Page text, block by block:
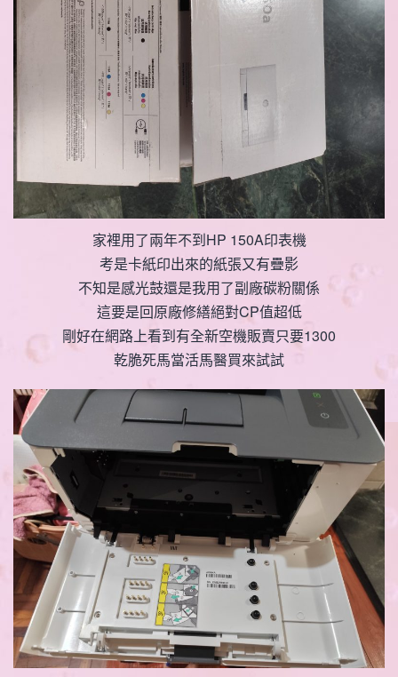
家裡用了兩年不到HP 150A印表機
考是卡紙印出來的紙張又有疊影
不知是感光鼓還是我用了副廠碳粉關係
這要是回原廠修繕絕對CP值超低
剛好在網路上看到有全新空機販賣只要1300
乾脆死馬當活馬醫買來試試